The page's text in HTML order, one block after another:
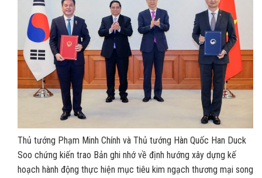
Thủ tướng Phạm Minh Chính và Thủ tướng Hàn Quốc Han Duck
Soo chứng kiến trao Bản ghi nhớ về định hướng xây dựng kế
hoạch hành động thực hiện mục tiêu kim ngạch thương mại song